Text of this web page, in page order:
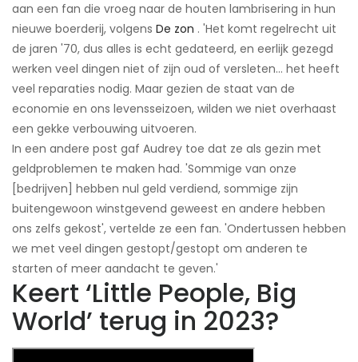
aan een fan die vroeg naar de houten lambrisering in hun
nieuwe boerderij, volgens De zon . 'Het komt regelrecht uit
de jaren '70, dus alles is echt gedateerd, en eerlijk gezegd
werken veel dingen niet of zijn oud of versleten... het heeft
veel reparaties nodig. Maar gezien de staat van de
economie en ons levensseizoen, wilden we niet overhaast
een gekke verbouwing uitvoeren.
In een andere post gaf Audrey toe dat ze als gezin met
geldproblemen te maken had. 'Sommige van onze
[bedrijven] hebben nul geld verdiend, sommige zijn
buitengewoon winstgevend geweest en andere hebben
ons zelfs gekost', vertelde ze een fan. 'Ondertussen hebben
we met veel dingen gestopt/gestopt om anderen te
starten of meer aandacht te geven.'
Keert ‘Little People, Big
World’ terug in 2023?